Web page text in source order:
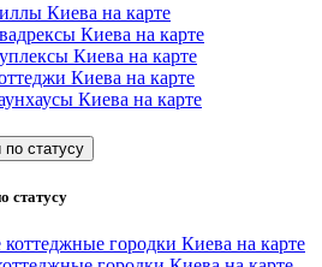
Киева на карте
Киева на карте
Киева на карте
Киева на карте
Киева на карте
статусу
статусу
городки Киева на карте